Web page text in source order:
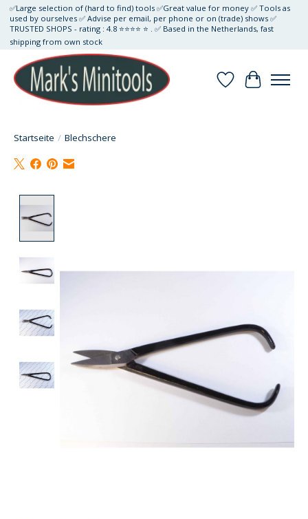
✅Large selection of (hard to find) tools ✅Great value for money ✅ Tools as
used by ourselves ✅ Advise per email, per phone or on (trade) shows ✅
TRUSTED SHOPS - rating : 4.8 ⭐⭐⭐⭐ ⭐ . ✅ Based in the Netherlands, fast
shipping from own stock
Wunschzettel
Ihr
Startseite / Blechschere